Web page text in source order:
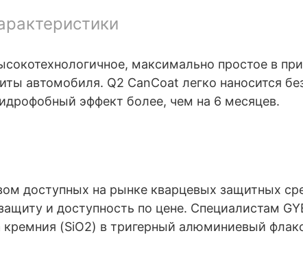
максимально простое в
автомобиля. Q2 CanCoat легко наносится
эффект более, ‎чем на 6 месяцев.
доступных на рынке кварцевых защитных
и доступность по ‎цене. Специалистам
кремния (SiO2) в тригерный алюминиевый